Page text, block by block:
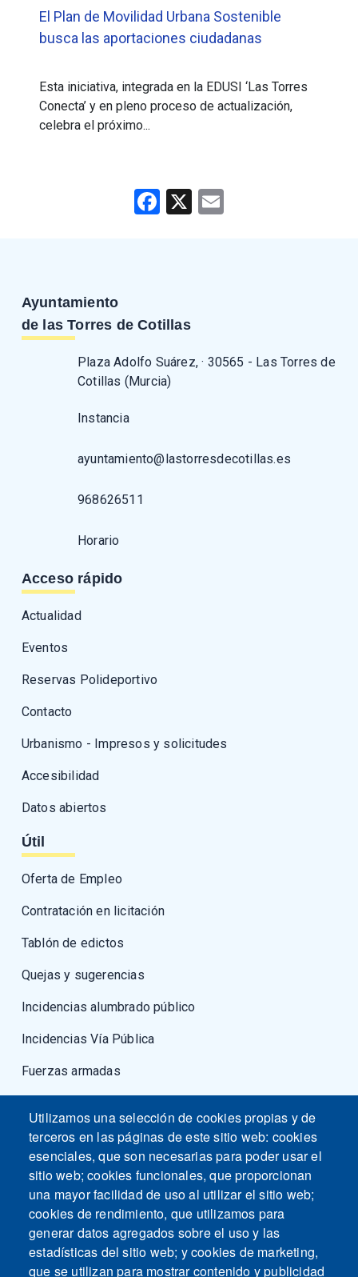
El Plan de Movilidad Urbana Sostenible
busca las aportaciones ciudadanas
Esta iniciativa, integrada en la EDUSI ‘Las Torres
Conecta’ y en pleno proceso de actualización,
celebra el próximo...
Facebook
X
Ayuntamiento
de las Torres de Cotillas
Plaza Adolfo Suárez, · 30565 - Las Torres de
Cotillas (Murcia)
Instancia
ayuntamiento@lastorresdecotillas.es
968626511
Horario
Acceso rápido
Actualidad
Eventos
Reservas Polideportivo
Contacto
Urbanismo - Impresos y solicitudes
Accesibilidad
Datos abiertos
Útil
Oferta de Empleo
Contratación en licitación
Tablón de edictos
Quejas y sugerencias
Incidencias alumbrado público
Incidencias Vía Pública
Fuerzas armadas
Utilizamos una selección de cookies propias y de
terceros en las páginas de este sitio web: cookies
esenciales, que son necesarias para poder usar el
sitio web; cookies funcionales, que proporcionan
una mayor facilidad de uso al utilizar el sitio web;
cookies de rendimiento, que utilizamos para
generar datos agregados sobre el uso y las
estadísticas del sitio web; y cookies de marketing,
que se utilizan para mostrar contenido y publicidad